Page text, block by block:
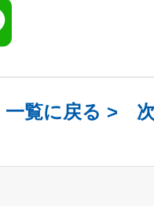
一覧に戻る >